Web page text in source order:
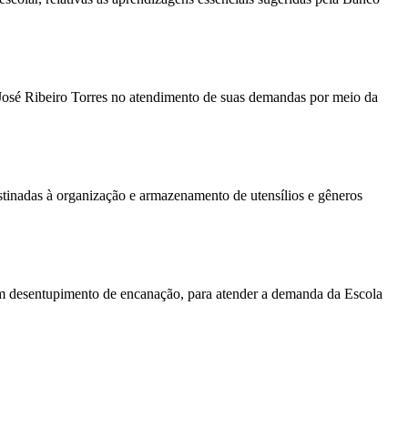
Ribeiro Torres no atendimento de suas demandas por meio da
à organização e armazenamento de utensílios e gêneros
de encanação, para atender a demanda da Escola